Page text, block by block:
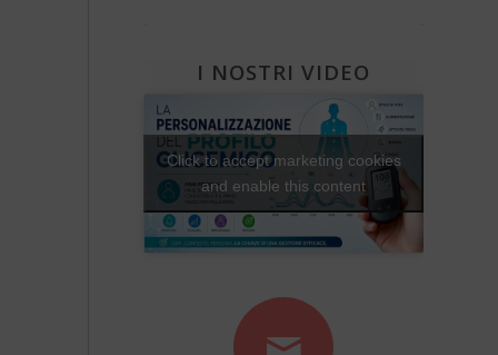
I NOSTRI VIDEO
Click to accept marketing cookies
and enable this content